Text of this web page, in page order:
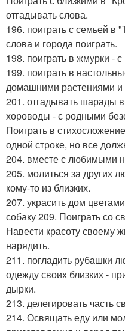
отгадывать слова.
196. поиграть с семьей в
слова и города поиграть.
198. поиграть в жмурки -
199. поиграть в
домашними растениями и
201. отгадывать шарады
хороводы - с родными
Поиграть в
одной строке, но все
204. вместе с любимыми
205. молиться за других
кому-то из близких.
207. украсить дом
собаку 209. Поиграть со
Навести красоту своему
нарядить.
211. погладить рубашки
одежду своих близких -
дырки.
213. делегировать часть
214. Освящать еду или